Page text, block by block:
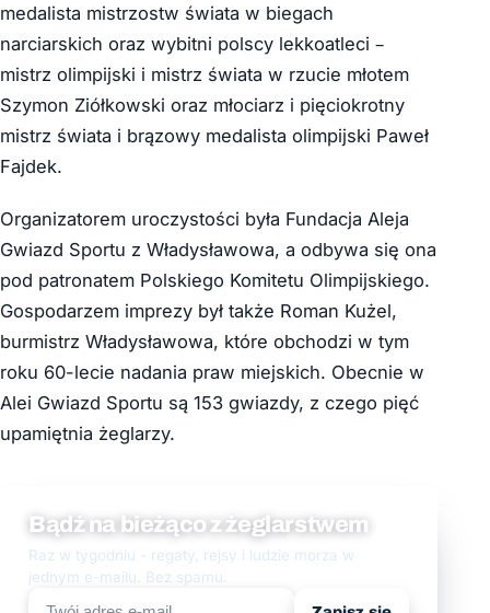
medalista mistrzostw świata w biegach
narciarskich oraz wybitni polscy lekkoatleci –
mistrz olimpijski i mistrz świata w rzucie młotem
Szymon Ziółkowski oraz młociarz i pięciokrotny
mistrz świata i brązowy medalista olimpijski Paweł
Fajdek.
Organizatorem uroczystości była Fundacja Aleja
Gwiazd Sportu z Władysławowa, a odbywa się ona
pod patronatem Polskiego Komitetu Olimpijskiego.
Gospodarzem imprezy był także Roman Kużel,
burmistrz Władysławowa, które obchodzi w tym
roku 60-lecie nadania praw miejskich. Obecnie w
Alei Gwiazd Sportu są 153 gwiazdy, z czego pięć
upamiętnia żeglarzy.
Bądź na bieżąco z żeglarstwem
Raz w tygodniu - regaty, rejsy i ludzie morza w
jednym e-mailu. Bez spamu.